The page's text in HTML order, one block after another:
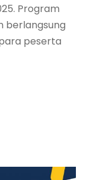
Program
berlangsung
peserta